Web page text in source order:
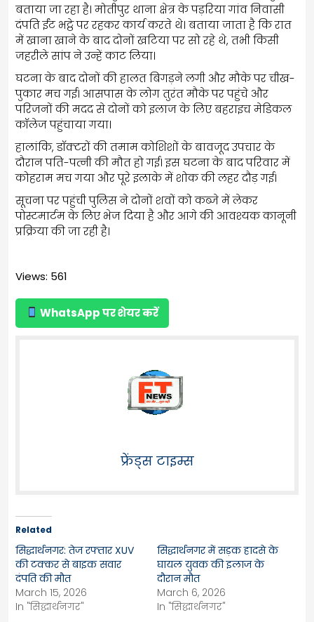
बताया जा रहा है। मोतीपुर थाना क्षेत्र के पड़रिया गांव निवासी
दंपति ईंट भट्ठे पर रहकर कार्य करते थे। बताया जाता है कि रात
में खाना खाने के बाद दोनों खटिया पर सो रहे थे, तभी किसी
जहरीले सांप ने उन्हें काट लिया।
घटना के बाद दोनों की हालत बिगड़ने लगी और मौके पर चीख-
पुकार मच गई। आसपास के लोग तुरंत मौके पर पहुंचे और
परिजनों की मदद से दोनों को इलाज के लिए बहराइच मेडिकल
कॉलेज पहुंचाया गया।
हालांकि, डॉक्टरों की तमाम कोशिशों के बावजूद उपचार के
दौरान पति-पत्नी की मौत हो गई। इस घटना के बाद परिवार में
कोहराम मच गया और पूरे इलाके में शोक की लहर दौड़ गई।
सूचना पर पहुंची पुलिस ने दोनों शवों को कब्जे में लेकर
पोस्टमार्टम के लिए भेज दिया है और आगे की आवश्यक कानूनी
प्रक्रिया की जा रही है।
Views: 561
WhatsApp पर शेयर करें
फ्रेंड्स टाइम्स
Related
सिद्धार्थनगर: तेज रफ्तार XUV
की टक्कर से बाइक सवार
दंपति की मौत
March 15, 2026
In "सिद्धार्थनगर"
सिद्धार्थनगर में सड़क हादसे के
घायल युवक की इलाज के
दौरान मौत
March 6, 2026
In "सिद्धार्थनगर"